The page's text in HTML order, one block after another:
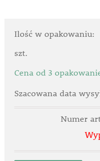
Ilość w opakowaniu:
szt.
Cena od 3
Szacowana data
Numer